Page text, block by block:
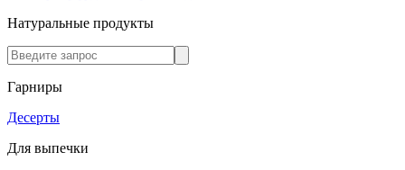
Натуральные продукты
Гарниры
Десерты
Для выпечки